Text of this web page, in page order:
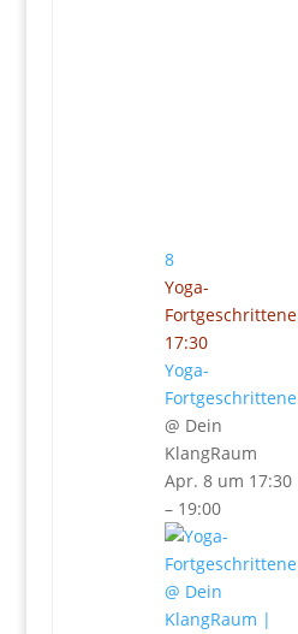
8
Yoga-
Fortgeschrittene
17:30
Yoga-
Fortgeschrittene
@ Dein
KlangRaum
Apr. 8 um 17:30
– 19:00